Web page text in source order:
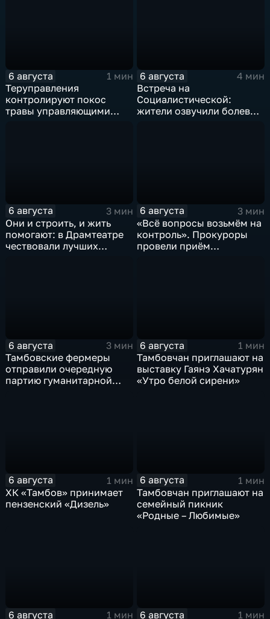
6 августа
1 мин
Теруправления
контролируют покос
травы управляющими
6 августа
4 мин
Встреча на
Социалистической:
жители озвучили болевые
6 августа
3 мин
Они и строить, и жить
помогают: в Драмтеатре
чествовали лучших
6 августа
3 мин
«Всё вопросы возьмём на
контроль». Прокуроры
провели приём
6 августа
3 мин
Тамбовские фермеры
отправили очередную
партию гуманитарной
6 августа
1 мин
Тамбовчан приглашают на
выставку Гаянэ Хачатурян
«Утро белой сирени»
6 августа
1 мин
ХК «Тамбов» принимает
пензенский «Дизель»
6 августа
1 мин
Тамбовчан приглашают на
семейный пикник
«Родные – Любимые»
6 августа 1 мин 6 августа 1 мин